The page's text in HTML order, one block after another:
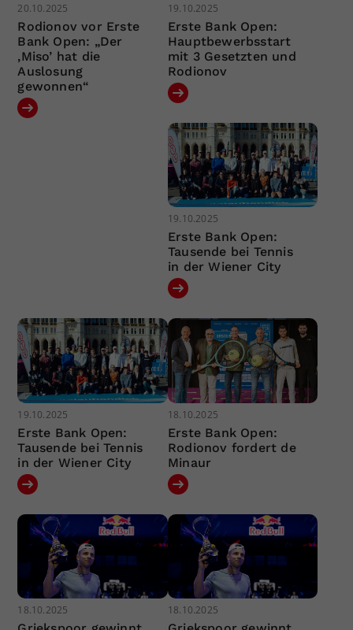
20.10.2025
Rodionov vor Erste
Bank Open: „Der
‚Miso’ hat die
Auslosung
gewonnen“
19.10.2025
Erste Bank Open:
Hauptbewerbsstart
mit 3 Gesetzten und
Rodionov
19.10.2025
Erste Bank Open:
Tausende bei Tennis
in der Wiener City
19.10.2025
Erste Bank Open:
Tausende bei Tennis
in der Wiener City
18.10.2025
Erste Bank Open:
Rodionov fordert de
Minaur
18.10.2025 18.10.2025